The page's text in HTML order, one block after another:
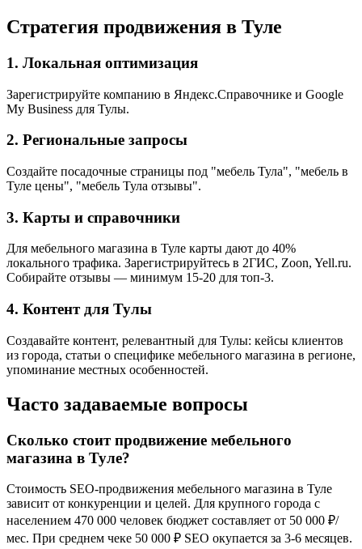
Стратегия продвижения в Туле
1. Локальная оптимизация
Зарегистрируйте компанию в Яндекс.Справочнике и Google
My Business для Тулы.
2. Региональные запросы
Создайте посадочные страницы под "мебель Тула", "мебель в
Туле цены", "мебель Тула отзывы".
3. Карты и справочники
Для мебельного магазина в Туле карты дают до 40%
локального трафика. Зарегистрируйтесь в 2ГИС, Zoon, Yell.ru.
Собирайте отзывы — минимум 15-20 для топ-3.
4. Контент для Тулы
Создавайте контент, релевантный для Тулы: кейсы клиентов
из города, статьи о специфике мебельного магазина в регионе,
упоминание местных особенностей.
Часто задаваемые вопросы
Сколько стоит продвижение мебельного
магазина в Туле?
Стоимость SEO-продвижения мебельного магазина в Туле
зависит от конкуренции и целей. Для крупного города с
населением 470 000 человек бюджет составляет от 50 000 ₽/
мес. При среднем чеке 50 000 ₽ SEO окупается за 3-6 месяцев.